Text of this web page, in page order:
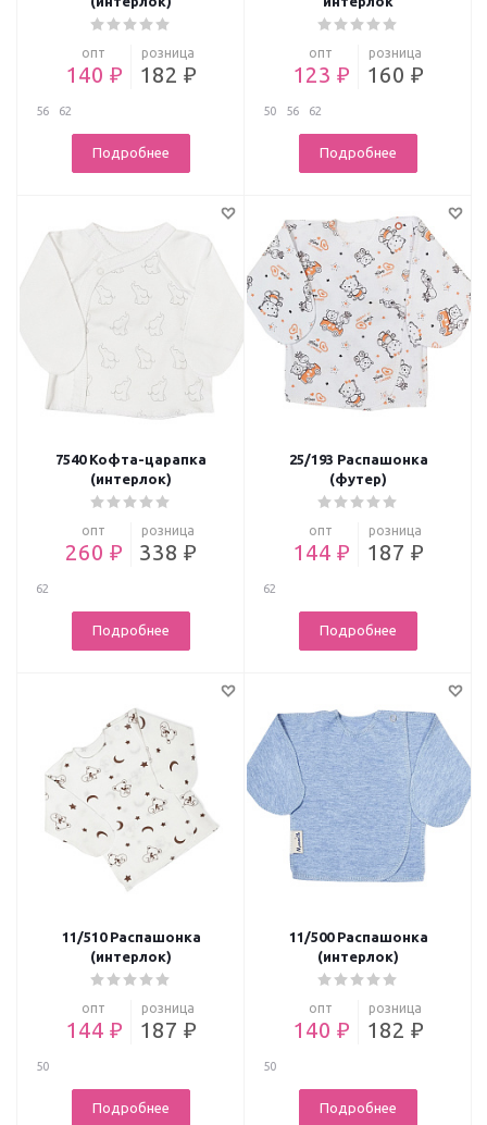
опт
140 ₽
розница
182 ₽
56 62
Подробнее
опт
123 ₽
розница
160 ₽
50 56 62
Подробнее
7540 Кофта-царапка
(интерлок)
опт
260 ₽
розница
338 ₽
62
Подробнее
25/193 Распашонка
(футер)
опт
144 ₽
розница
187 ₽
62
Подробнее
11/510 Распашонка
(интерлок)
опт
144 ₽
розница
187 ₽
50
Подробнее
11/500 Распашонка
(интерлок)
опт
140 ₽
розница
182 ₽
50
Подробнее